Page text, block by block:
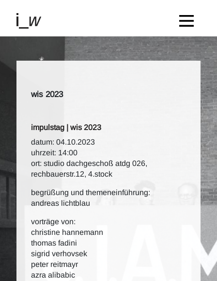
wis 2023
impulstag | wis 2023
datum: 04.10.2023
uhrzeit: 14:00
ort: studio dachgeschoß atdg 026,
rechbauerstr.12, 4.stock
begrüßung und themeneinführung:
andreas lichtblau
vorträge von:
christine hannemann
thomas fadini
sigrid verhovsek
peter reitmayr
azra alibabic